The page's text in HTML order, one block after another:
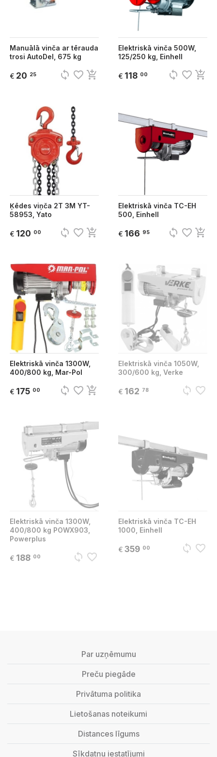
Manuālā vinča ar tērauda
trosi AutoDel, 675 kg
€ 20 25 sync favorite_border add_shopping_cart
Elektriskā vinča 500W,
125/250 kg, Einhell
€ 118 00 sync favorite_border add_shopping_cart
Ķēdes viņča 2T 3M YT-
58953, Yato
€ 120 00 sync favorite_border add_shopping_cart
Elektriskā vinča TC-EH
500, Einhell
€ 166 95 sync favorite_border add_shopping_cart
Elektriskā vinča 1300W,
400/800 kg, Mar-Pol
€ 175 00 sync favorite_border add_shopping_cart
Elektriskā vinča 1050W,
300/600 kg, Verke
€ 162 78 sync favorite_border
Elektriskā vinča 1300W,
400/800 kg POWX903,
Powerplus
€ 188 00 sync favorite_border
Elektriskā vinča TC-EH
1000, Einhell
€ 359 00 sync favorite_border
Par uzņēmumu
Preču piegāde
Privātuma politika
Lietošanas noteikumi
Distances līgums
Sīkdatņu iestatījumi